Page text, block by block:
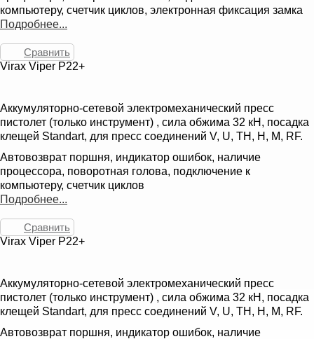
компьютеру, счетчик циклов, электронная фиксация замка
Подробнее...
Сравнить
Virax Viper P22+
Аккумуляторно-сетевой электромеханический пресс
пистолет (только инструмент) , сила обжима 32 кН, посадка
клещей Standart, для пресс соединений V, U, TH, H, M, RF.
Автовозврат поршня, индикатор ошибок, наличие
процессора, поворотная голова, подключение к
компьютеру, счетчик циклов
Подробнее...
Сравнить
Virax Viper P22+
Аккумуляторно-сетевой электромеханический пресс
пистолет (только инструмент) , сила обжима 32 кН, посадка
клещей Standart, для пресс соединений V, U, TH, H, M, RF.
Автовозврат поршня, индикатор ошибок, наличие